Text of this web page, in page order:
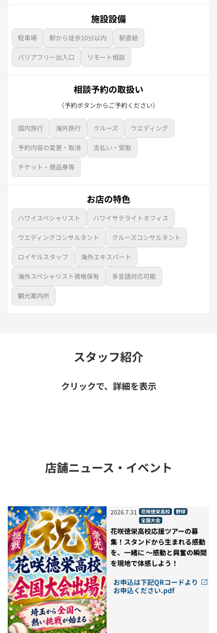
施設設備
駐車場 駅から徒歩10分以内 駅直結
バリアフリー出入口 リモート相談
相談予約の取扱い
（予約ボタンからご予約ください）
国内旅行 海外旅行 クルーズ ウエディング
予約内容の変更・取消 支払い・受取
チケット・商品券等
お店の特色
ハワイスペシャリスト ハワイサテライトオフィス
ウエディングコンサルタント クルーズコンサルタント
ロイヤルスタッフ 海外エキスパート
海外スペシャリスト資格保有 多言語対応可能
観光案内所
スタッフ紹介
クリックで、詳細を表示
店舗ニュース・イベント
2026.7.31 花咲徳栄高校
野球
全国大会
花咲徳栄高校応援ツアーの募
集！スタンドから生まれる感動
を、一緒に ～感動と興奮の瞬間
を現地で体感しよう！
お申込は下記QRコードより
お申込ください.pdf